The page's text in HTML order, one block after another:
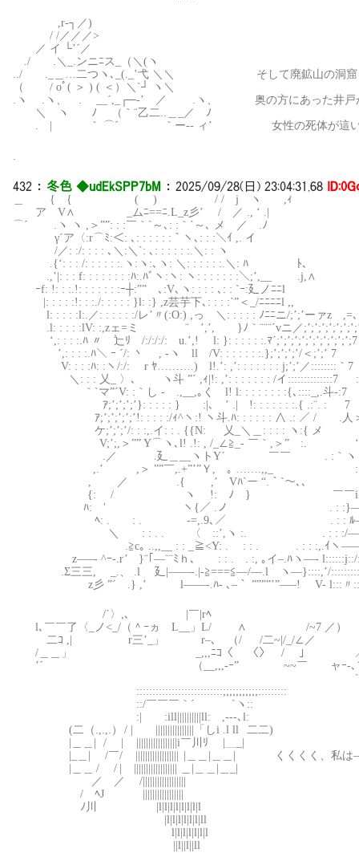
,r‐┐／)
/ /／／／>
／ イ └’´／
./ .＼_.ンニﾆス_（＼(ヽ
../ ._＿…二つヽ､_(._’弋 ＼＼ そして廃鉱山の洞窟を
（ / oﾟ( ＞ ) ( ＜）＼`┘ ヽ＼
.ヽ .ヽ、 . __´,_┌─‐’ ／ .ヽ、 奥の方にあった井戸
＼ ヽ ﾉ （｀¨乙二..＿_／ ﾉ
. | ｀ ⌒´ ｀ー‐- ィ’ 女性の死体が這い上がっ
432 ： 冬色 ◆udEkSPP7bM ： 2025/09/28(日) 23:04:31.68
＿ { { ( ) / / j ヽ ,ｨ
ア V∧ _ムﾆ==ﾆ.L_z彡’ / ／ ., ‘ .|
⌒´ .ヽ ヽ ,＞””: : :￣｀`～､: :｀`～､ メ ／ .ﾉ
γ´ア〈:r⌒ﾐ:＜: ､: : : : : :｀ヽ､: : :＼ｲ ,. イ
/／: :/: : : : ､＼:＼`: ､: : : : : :.＼: : ヽ
.{‘: : : /: : : : : :.ヽ:ヽ:､ヽ: ＼: : : : : :.＼: ﾊ ﾄ､
.,’|: : : f: : : : : : : :ﾊ:.ﾊﾞヽ:ヽ: ヽ: : : : : : :＼;’,__ .j,∧
ｰf: !: : :.!: : : : : : :ｰ┼:””￣､:V､ヽ: : : : ､: : `ｰ:廴ノﾆﾆl
|: : : : :!: : :./: : : : : }l: :} ,z芸芋下､: : : :`”＜_/ﾆﾆ
l: : : : :l:.／: : : : : :/レ’〃(:O:) ,っ ＼: : : : : ﾉﾆﾆニ/;’;’ーァz ,=､
.l: : : : :lV: :,zェ=ミ ¨ ’,’, }ﾉ｀¨¨¨´vニ／
‘,: : : :.ﾊ 〃 辷ﾘ /:/:/:/: u.’,! l: }: : : : : :.ﾏ
’,: : : :.ﾊ＼ ｰ ´/: 丶 , -ヽ ll /V: : : : : : :.};’;’;’;’/＜;’;’ 7 /
V: : : :ﾊ: :ヽ/:/: r ﾔ……….) l!.’: ,’: : : : : : : j;’;’／::::::::｀7
＼: : : 乂_ 〉､ ヽ斗 ”´ ,ｨ|!: ,’: : : : : : : /イ::::::::::::::7 :,’ヽ
｀`マ”´V: :｀し - .,__,｡く l! l: : : : : : : :{､::::_,.斗-:7
ｱ;’;’;’;’}: : : : : } :|､ ’ .| !: : : : : : :.{ .:¨. : 7 :,’
ｱ;’;’;’;’;’!: : : : :/ｨ^ヽ:! ヽ斗.ﾊ: : : : : : ∧ .: ／ / .人
ケ;’;’;’/: : :,.イ: : . {{N: 乂_＼＿: : : : ヽ:{ メ
V;’;,＞”” Y⌒ヽ､l! .!: , /_∠≧_- ￣｀,＞” :. ‘
.／ .廴＿__ヽトY´ ￣￣ . :｀ヽ
,.’ ,＞ ””￣,.+”’”Ｙ,ゝ｡ …….,,_ :ヽ::
, ／ .{ ,’ Vﾊ`ー “.｀`～､、 ,
{: / ヽ !: ﾉ } ￣￣i` ー‐ ＜
ﾊ: ′ ヽ{／ .ノ . : :}—ヽ
ﾍ: . : . -=,.9､／ . : : ﾙ—-
＼ : : . . 〈 ::’,ヽ :. . : : :/
.≧c｡ ..,,__ : : _≧<Y: . : : . . : : :,.ｲヽ
z—–‐ ^ｰ-.r’ }¨｢—¨¨ﾐｈ､ : : . . :, ｡イ–.ﾊヽ—- l::::::j::/
.Σ三三, _.、 .l 廴|——-.|-≧===≦—/—.l ヽ—}::::,’/
z彡 ”´ .} ,’ l——-.ﾊ- ､–｀ ””””’”—–! V- l:::〃
/´〉,､ |￣|rﾍ
l､￣￣了〈_ノ<_/（＾ｰヵ L__」L/ ∧ /~7 ／）
二ｺ ,| r三’_」 r–､ （/ /二~|/_/∠／
/＿＿」 _,,,ﾆｺ〈 〈〉 /￣ 」 ／^
’´ （__,,,-ｰ” ~~￣ ャｰ-､フ /´
`ｰ-､__,|
:::::::::::::::::::::::::::;;;;;;;;;;;:::::::::
::/￣￣￣｀´ `ヽ::
:| :ill||||||||||ll: ,-‐‐､l:
(二（.,.,.） / | ||||||||||||||||「しi .l ll 二二)
|＿＿| / | |||||||||||||||||i￣川ﾘ |＿_|
|_＿| /￣/ |||||||||||||||||| |＿＿|＿＿| くくくく、私
|＿＿ / / | |||||||||||||||||| ＿|＿＿|＿_|
／ ／ /||||||||||||||||||
/ ﾍJ |||||||||||||||||
ﾉ川 |l|l|l|l|l|l|l|l
|l|l|l|l|l|l|ll
l|l|l|l|l|l|l
||l||l||ll